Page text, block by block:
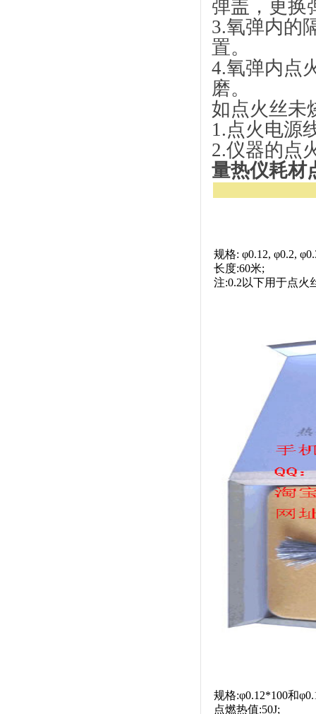
弹盖，更换
3.氧弹内的
置。
4.氧弹内点
磨。
如点火丝未
1.点火电源
2.仪器的点
量热仪耗材
规格: φ0.12, φ0.2,
长度:60米;
注:0.2以下用于点火
规格:φ0.12*100和
点燃热值:50J;